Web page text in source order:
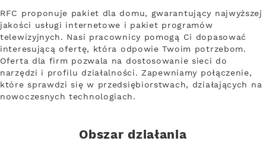
RFC proponuje pakiet dla domu, gwarantujący najwyższej
jakości usługi internetowe i pakiet programów
telewizyjnych. Nasi pracownicy pomogą Ci dopasować
interesującą ofertę, która odpowie Twoim potrzebom.
Oferta dla firm pozwala na dostosowanie sieci do
narzędzi i profilu działalności. Zapewniamy połączenie,
które sprawdzi się w przedsiębiorstwach, działających na
nowoczesnych technologiach.
Obszar działania